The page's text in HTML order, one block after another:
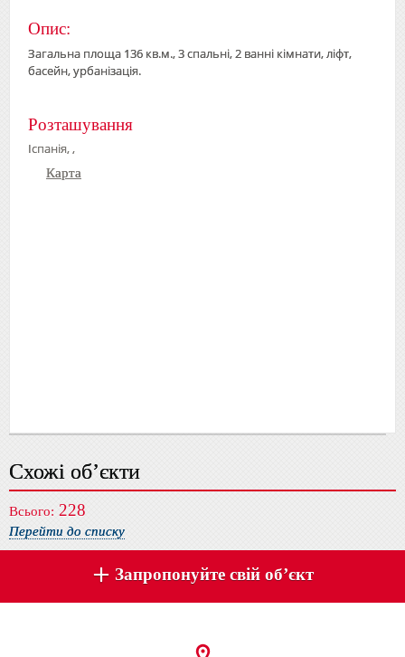
Опис:
Загальна площа 136 кв.м., 3 спальні, 2 ванні кімнати, ліфт,
басейн, урбанізація.
Розташування
Іспанія, ,
Карта
Схожі об’єкти
Всього: 228
Перейти до списку
Запропонуйте свій об’єкт